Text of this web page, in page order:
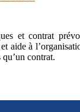
et contrat
aide à
contrat.